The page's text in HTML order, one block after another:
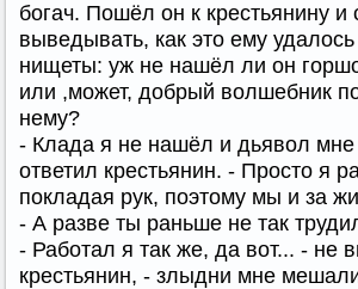
богач. Пошёл он к крестьянину и
выведывать, как это ему удалось
нищеты: уж не нашёл ли он
или ,может, добрый волшебник
нему?
- Клада я не нашёл и дьявол мне
ответил крестьянин. - Просто я
покладая рук, поэтому мы и за
- А разве ты раньше не так
- Работал я так же, да вот... - не
крестьянин, - злыдни мне